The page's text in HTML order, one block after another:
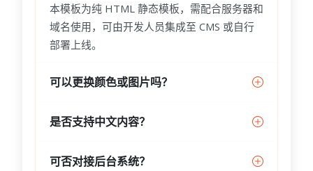
本模板为纯 HTML 静态模板，需配合服务器和
域名使用，可由开发人员集成至 CMS 或自行
部署上线。
可以更换颜色或图片吗？
是否支持中文内容？
可否对接后台系统？